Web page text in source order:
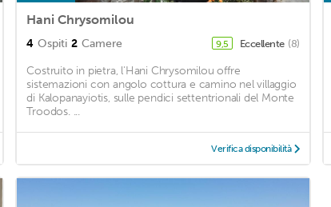
Hani Chrysomilou
4 Ospiti 2 Camere 9,5 Eccellente (8)
Costruito in pietra, l'Hani Chrysomilou offre
sistemazioni con angolo cottura e camino nel villaggio
di Kalopanayiotis, sulle pendici settentrionali del Monte
Troodos. ...
Verifica disponibilità